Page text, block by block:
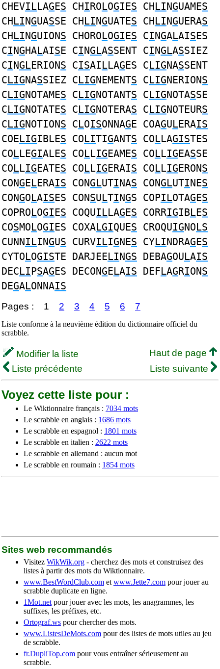
CHEVILLAGES CHIROLOGIES CHLINGUAMES
CHLINGUASSE CHLINGUATES CHLINGUERAS
CHLINGUIONS CHOROLOGIES CINGALAISES
CINGHALAISE CINGLASSENT CINGLASSIEZ
CINGLERIONS CISAILLAGES CLIGNASSENT
CLIGNASSIEZ CLIGNEMENTS CLIGNERIONS
CLIGNOTAMES CLIGNOTANTS CLIGNOTASSE
CLIGNOTATES CLIGNOTERAS CLIGNOTEURS
CLIGNOTIONS CLOISONNAGE COAGULERAIS
COELIGIBLES COLITIGANTS COLLAGISTES
COLLEGIALES COLLIGEAMES COLLIGEASSE
COLLIGEATES COLLIGERAIS COLLIGERONS
CONGELERAIS CONGLUTINAS CONGLUTINES
CONGOLAISES CONSULTINGS COPILOTAGES
COPROLOGIES COQUILLAGES CORRIGIBLES
COSMOLOGIES COXALGIQUES CROQUIGNOLS
CUNNILINGUS CURVILIGNES CYLINDRAGES
CYTOLOGISTE DARJEELINGS DEBAGOULAIS
DECLIPSAGES DECONGELAIS DEFLAGRIONS
DEGALONNAIS
Pages : 1 2 3 4 5 6 7
Liste conforme à la neuvième édition du dictionnaire officiel du
scrabble.
Modifier la liste
Haut de page
Liste précédente
Liste suivante
Voyez cette liste pour :
Le Wiktionnaire français : 7034 mots
Le scrabble en anglais : 1686 mots
Le scrabble en espagnol : 1801 mots
Le scrabble en italien : 2622 mots
Le scrabble en allemand : aucun mot
Le scrabble en roumain : 1854 mots
Sites web recommandés
Visitez WikWik.org - cherchez des mots et construisez des
listes à partir des mots du Wiktionnaire.
www.BestWordClub.com et www.Jette7.com pour jouer au
scrabble duplicate en ligne.
1Mot.net pour jouer avec les mots, les anagrammes, les
suffixes, les préfixes, etc.
Ortograf.ws pour chercher des mots.
www.ListesDeMots.com pour des listes de mots utiles au jeu
de scrabble.
fr.DupliTop.com pour vous entraîner sérieusement au
scrabble.